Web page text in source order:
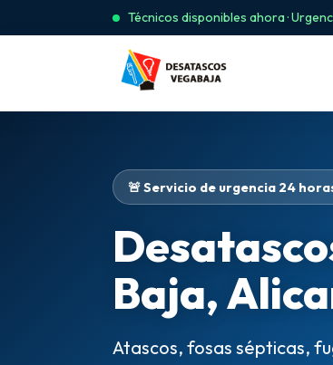
Técnicos disponibles ahora ·
🚨 Servicio de urgencia 24
Baja,
Atascos, fosas sépticas,